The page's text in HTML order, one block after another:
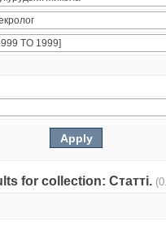
for collection: Статті.